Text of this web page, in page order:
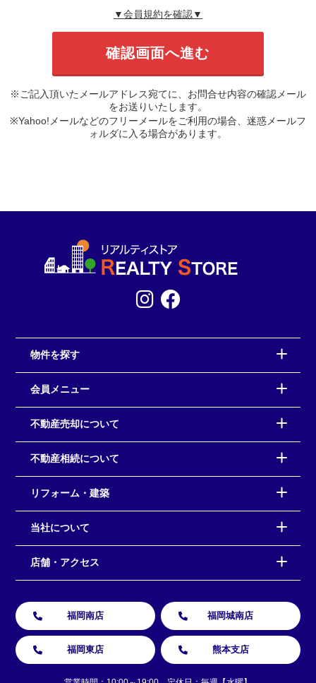
▼会員規約を確認▼
※ご記入頂いたメールアドレス宛てに、お問合せ内容の確認メール
をお送りいたします。
※Yahoo!メールなどのフリーメールをご利用の場合、迷惑メールフ
ォルダに入る場合があります。
物件を探す
会員メニュー
不動産売却について
不動産相続について
リフォーム・建築
当社について
店舗・アクセス
福岡南店 福岡城南店
福岡東店 熊本支店